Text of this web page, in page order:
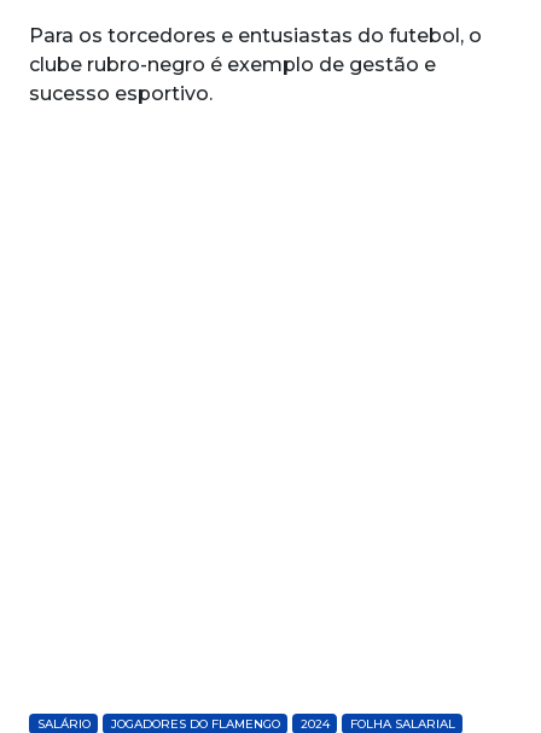
Para os torcedores e entusiastas do futebol, o
clube rubro-negro é exemplo de gestão e
sucesso esportivo.
SALÁRIO JOGADORES DO FLAMENGO 2024 FOLHA SALARIAL